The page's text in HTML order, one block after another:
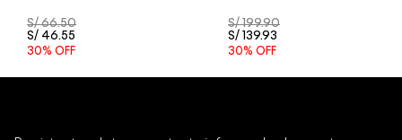
S/ 66.50
S/ 46.55
30% OFF
S/ 199.90
S/ 139.93
30% OFF